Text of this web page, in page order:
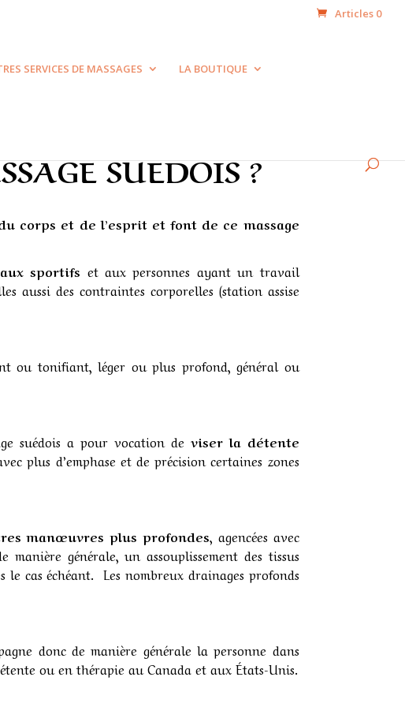
Articles 0
SERVICES DE MASSAGES LA BOUTIQUE
SUEDOIS ?
corps et de l’esprit et font de ce massage
sportifs et aux personnes ayant un travail
aussi des contraintes corporelles (station assise
ou tonifiant, léger ou plus profond, général ou
suédois a pour vocation de viser la détente
plus d’emphase et de précision certaines zones
manœuvres plus profondes , agencées avec
générale, un assouplissement des tissus
cas échéant. Les nombreux drainages profonds
donc de manière générale la personne dans
ou en thérapie au Canada et aux États-Unis.